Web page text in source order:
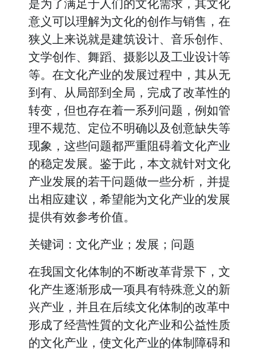
是为了满足于人们的文化需求，其文化
意义可以理解为文化的创作与销售，在
狭义上来说就是建筑设计、音乐创作、
文学创作、舞蹈、摄影以及工业设计等
等。在文化产业的发展过程中，其从无
到有、从局部到全局，完成了改革性的
转变，但也存在着一系列问题，例如管
理不规范、定位不明确以及创意缺失等
现象，这些问题都严重阻碍着文化产业
的稳定发展。鉴于此，本文就针对文化
产业发展的若干问题做一些分析，并提
出相应建议，希望能为文化产业的发展
提供有效参考价值。
关键词：文化产业；发展；问题
在我国文化体制的不断改革背景下，文
化产生逐渐形成一项具有特殊意义的新
兴产业，并且在后续文化体制的改革中
形成了经营性質的文化产业和公益性质
的文化产业，使文化产业的体制障碍和